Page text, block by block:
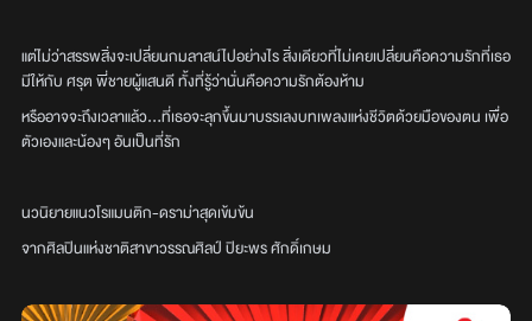
แต่ไม่ว่าสรรพสิ่งจะเปลี่ยนกมลาสน์ไปอย่างไร สิ่งเดียวที่ไม่เคยเปลี่ยนคือความรักที่เธอ
มีให้กับ ศรุต พี่ชายผู้แสนดี ทั้งที่รู้ว่านั่นคือความรักต้องห้าม
หรืออาจจะถึงเวลาแล้ว...ที่เธอจะลุกขึ้นมาบรรเลงบทเพลงแห่งชีวิตด้วยมือของตน เพื่อ
ตัวเองและน้องๆ อันเป็นที่รัก
นวนิยายแนวโรแมนติก-ดราม่าสุดเข้มข้น
จากศิลปินแห่งชาติสาขาวรรณศิลป์ ปิยะพร ศักดิ์เกษม